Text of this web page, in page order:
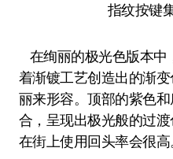
指纹按键
在绚丽的极光色版本中
着渐镀工艺创造出的渐
丽来形容。顶部的紫色
合，呈现出极光般的过
在街上使用回头率会很高